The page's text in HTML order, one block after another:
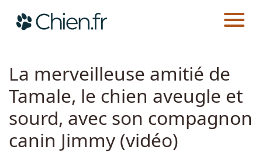
Races
Guides
CHIEN.FR ACTUALITÉS
La merveilleuse amitié de
Tamale, le chien aveugle et
sourd, avec son compagnon
canin Jimmy (vidéo)